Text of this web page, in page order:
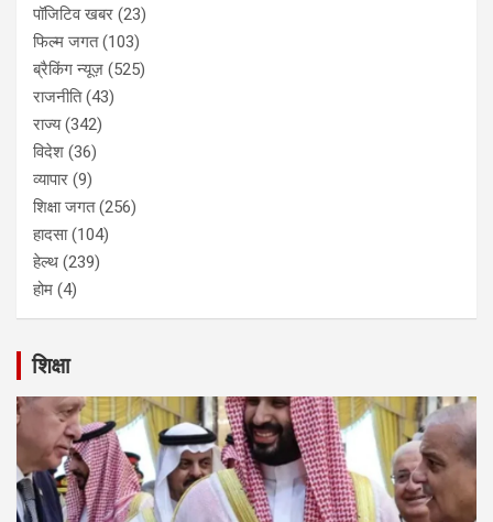
पॉजिटिव खबर (23)
फिल्म जगत(103)
ब्रैकिंग न्यूज़ (525)
राजनीति(43)
राज्य(342)
विदेश (36)
व्यापार (9)
शिक्षा जगत(256)
हादसा(104)
हेल्थ (239)
होम (4)
शिक्षा